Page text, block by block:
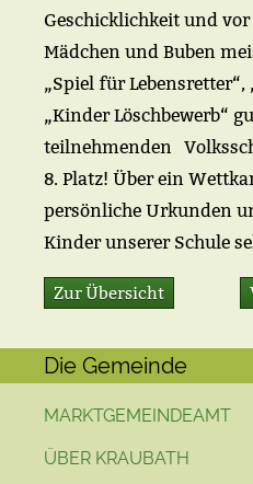
Geschicklichkeit und
Mädchen und Buben
„Spiel für
„Kinder Löschbewerb“
teilnehmenden
8. Platz! Über ein
persönliche Urkunden
Kinder unserer Schule
Zur Übersicht
Die Gemeinde
MARKTGEMEINDEAMT
ÜBER KRAUBATH